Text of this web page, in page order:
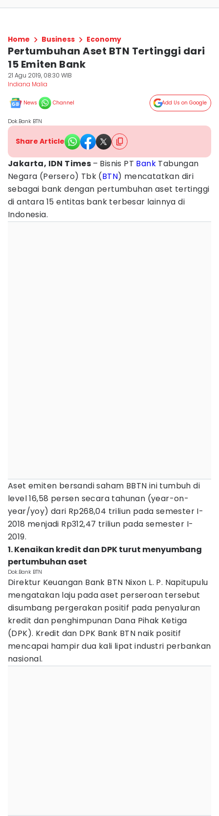
Home Business Economy
Pertumbuhan Aset BTN Tertinggi dari
15 Emiten Bank
21 Agu 2019, 08:30 WIB
Indiana Malia
News Channel Add Us on Google
Dok.Bank BTN
Share Article
Jakarta, IDN Times – Bisnis PT Bank Tabungan
Negara (Persero) Tbk (BTN) mencatatkan diri
sebagai bank dengan pertumbuhan aset tertinggi
di antara 15 entitas bank terbesar lainnya di
Indonesia.
Aset emiten bersandi saham BBTN ini tumbuh di
level 16,58 persen secara tahunan (year-on-
year/yoy) dari Rp268,04 triliun pada semester I-
2018 menjadi Rp312,47 triliun pada semester I-
2019.
1. Kenaikan kredit dan DPK turut menyumbang
pertumbuhan aset
Dok.Bank BTN
Direktur Keuangan Bank BTN Nixon L. P. Napitupulu
mengatakan laju pada aset perseroan tersebut
disumbang pergerakan positif pada penyaluran
kredit dan penghimpunan Dana Pihak Ketiga
(DPK). Kredit dan DPK Bank BTN naik positif
mencapai hampir dua kali lipat industri perbankan
nasional.